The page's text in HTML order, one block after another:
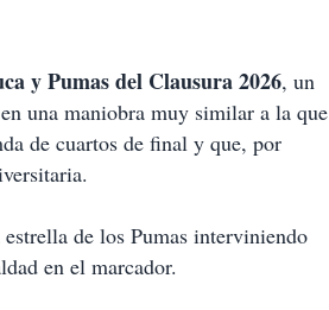
y Pumas del Clausura 2026, un
una maniobra muy similar a la que
de cuartos de final y que, por
de los Pumas interviniendo
en el marcador.